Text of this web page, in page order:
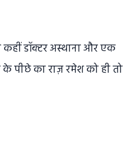
डॉक्टर अस्थाना और एक
के पीछे का राज़ रमेश को ही तो